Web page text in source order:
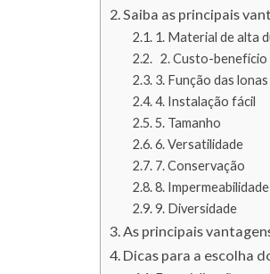
Saiba as principais
1. Material de alta
2. Custo-benefício
3. Função das
4. Instalação fácil
5. Tamanho
6. Versatilidade
7. Conservação
8. Impermeabilidade
9. Diversidade
As principais
Dicas para a escolha